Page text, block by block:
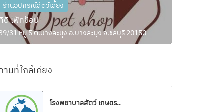
ร้านอุปกรณ์สัตว์เลี้ยง
ดี เพ็ทช็อป
31 หมู่ 5 ต.บางละมุง อ.บางละมุง จ.ชลบุรี 20150
านที่ใกล้เคียง
โรงพยาบาลสัตว์ เกษตร..